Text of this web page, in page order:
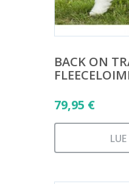
BACK ON
79,95 €